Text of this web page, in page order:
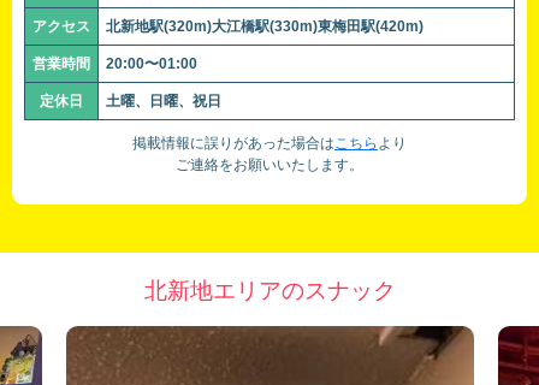
アクセス 北新地駅(320m)大江橋駅(330m)東梅田駅(420m)
営業時間 20:00〜01:00
定休日 土曜、日曜、祝日
掲載情報に誤りがあった場合はこちら より
ご連絡をお願いいたします。
北新地エリアのスナック